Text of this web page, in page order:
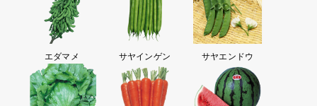
エダマメ サヤインゲン サヤエンドウ